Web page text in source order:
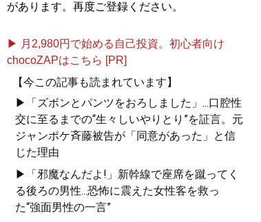
があります。再度ご登録ください。
▶ 月2,980円で始める自己投資。初心者向け
chocoZAPはこちら [PR]
【今この記事も読まれています】
▶「ズボンとパンツをおろしました」...口腔性
交に至るまでの“生々しいやりとり”を証言。元
ジャンポケ斉藤被告が「同意があった」と信
じた理由
▶「邪魔なんだよ!」新幹線で座席を蹴ってく
る後ろの男性...恐怖に震えた女性客を救っ
た“強面男性の一言”